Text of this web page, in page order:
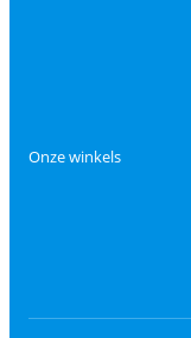
Onze winkels